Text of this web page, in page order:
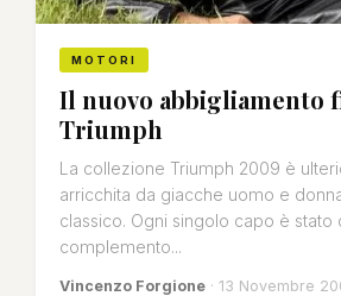
MOTORI
Il nuovo abbigliamento
Triumph
La collezione Triumph 2009 è
arricchita da giacche uomo e
classico. Ogni singolo capo è stato
complemento...
Vincenzo Forgione · 13 Novembre